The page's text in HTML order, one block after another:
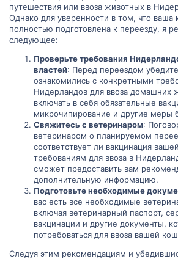
путешествия или ввоза животных в
Однако для уверенности в том, что ваша
полностью подготовлена к переезду, я
следующее:
Проверьте требования
властей: Перед переездом
ознакомились с конкретными
Нидерландов для ввоза домашних
включать в себя обязательные
микрочипирование и другие меры
Свяжитесь с ветеринаром:
ветеринаром о планируемом
соответствует ли вакцинация
требованиям для ввоза в
сможет предоставить вам
дополнительную информацию.
Подготовьте необходимые
вас есть все необходимые
включая ветеринарный паспорт,
вакцинации и другие документы,
потребоваться для ввоза вашей
Следуя этим рекомендациям и